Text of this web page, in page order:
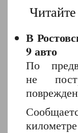
В
9 авто
По
не